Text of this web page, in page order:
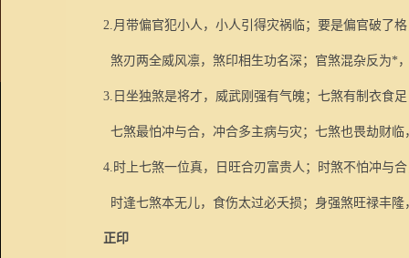
2.月带偏官犯小人，小人引得灾祸临；要是偏官破了
煞刃两全威风凛，煞印相生功名深；官煞混杂反为*
3. 日坐独煞是将才，威武刚强有气魄；七煞有制衣食
七煞最怕冲与合，冲合多主病与灾；七煞也畏劫财
4. 时上七煞一位真，日旺合刃富贵人；时煞不怕冲与
时逢七煞本无儿，食伤太过必夭损；身强煞旺禄丰
正印